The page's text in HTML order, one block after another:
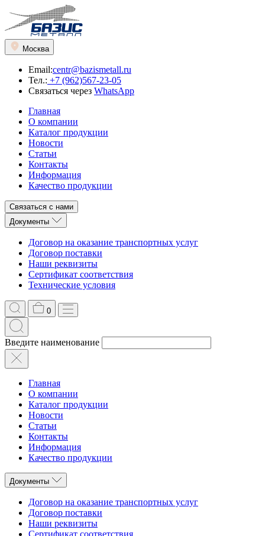
Москва
Email:centr@bazismetall.ru
Тел.: +7 (962)567-23-05
Связаться через WhatsApp
Главная
О компании
Каталог продукции
Новости
Статьи
Контакты
Информация
Качество продукции
Связаться с нами
Документы
Договор на оказание транспортных услуг
Договор поставки
Наши реквизиты
Сертификат соответствия
Технические условия
0
Введите наименование
Главная
О компании
Каталог продукции
Новости
Статьи
Контакты
Информация
Качество продукции
Документы
Договор на оказание транспортных услуг
Договор поставки
Наши реквизиты
Сертификат соответствия